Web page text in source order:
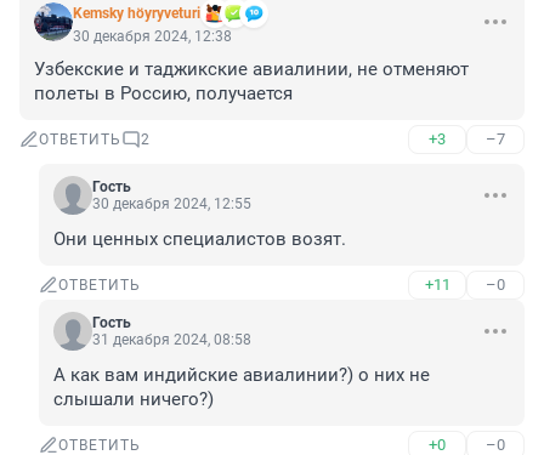
Kemsky höyryveturi
30 декабря 2024, 12:38
Узбекские и таджикские авиалинии, не отменяют
полеты в Россию, получается
ОТВЕТИТЬ 2 +3 –7
Гость
30 декабря 2024, 12:55
Они ценных специалистов возят.
ОТВЕТИТЬ +11 –0
Гость
31 декабря 2024, 08:58
А как вам индийские авиалинии?) о них не
слышали ничего?)
ОТВЕТИТЬ +0 –0